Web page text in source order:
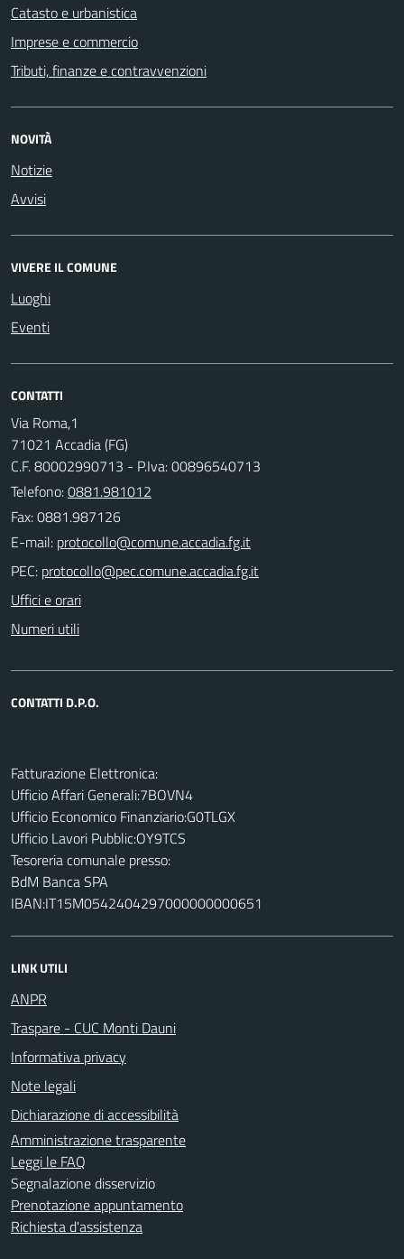
Catasto e urbanistica
Imprese e commercio
Tributi, finanze e contravvenzioni
NOVITÀ
Notizie
Avvisi
VIVERE IL COMUNE
Luoghi
Eventi
CONTATTI
Via Roma,1
71021 Accadia (FG)
C.F. 80002990713 - P.Iva: 00896540713
Telefono:0881.981012
Fax: 0881.987126
E-mail:
PEC:
Uffici e orari
Numeri utili
CONTATTI D.P.O.
Fatturazione Elettronica:
Ufficio Affari Generali:7BOVN4
Ufficio Economico Finanziario:G0TLGX
Ufficio Lavori Pubblic:OY9TCS
Tesoreria comunale presso:
BdM Banca SPA
IBAN:IT15M0542404297000000000651
LINK UTILI
ANPR
Traspare - CUC Monti Dauni
Informativa privacy
Note legali
Dichiarazione di accessibilità
Amministrazione trasparente
Leggi le FAQ
Segnalazione disservizio
Prenotazione appuntamento
Richiesta d'assistenza